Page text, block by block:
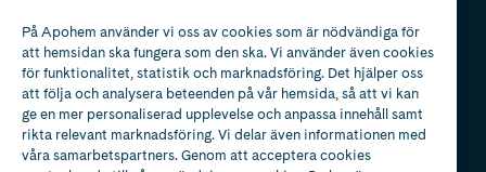
Apotek med tillstånd
av Läkemedelsverket
På Apohem använder vi oss av cookies som är nödvändiga för
att hemsidan ska fungera som den ska. Vi använder även cookies
för funktionalitet, statistik och marknadsföring. Det hjälper oss
att följa och analysera beteenden på vår hemsida, så att vi kan
ge en mer personaliserad upplevelse och anpassa innehåll samt
rikta relevant marknadsföring. Vi delar även informationen med
våra samarbetspartners. Genom att acceptera cookies